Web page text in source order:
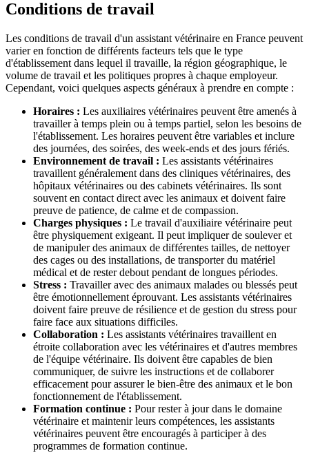
Conditions de travail
Les conditions de travail d'un assistant vétérinaire en France peuvent
varier en fonction de différents facteurs tels que le type
d'établissement dans lequel il travaille, la région géographique, le
volume de travail et les politiques propres à chaque employeur.
Cependant, voici quelques aspects généraux à prendre en compte :
Horaires : Les auxiliaires vétérinaires peuvent être amenés à
travailler à temps plein ou à temps partiel, selon les besoins de
l'établissement. Les horaires peuvent être variables et inclure
des journées, des soirées, des week-ends et des jours fériés.
Environnement de travail : Les assistants vétérinaires
travaillent généralement dans des cliniques vétérinaires, des
hôpitaux vétérinaires ou des cabinets vétérinaires. Ils sont
souvent en contact direct avec les animaux et doivent faire
preuve de patience, de calme et de compassion.
Charges physiques : Le travail d'auxiliaire vétérinaire peut
être physiquement exigeant. Il peut impliquer de soulever et
de manipuler des animaux de différentes tailles, de nettoyer
des cages ou des installations, de transporter du matériel
médical et de rester debout pendant de longues périodes.
Stress : Travailler avec des animaux malades ou blessés peut
être émotionnellement éprouvant. Les assistants vétérinaires
doivent faire preuve de résilience et de gestion du stress pour
faire face aux situations difficiles.
Collaboration : Les assistants vétérinaires travaillent en
étroite collaboration avec les vétérinaires et d'autres membres
de l'équipe vétérinaire. Ils doivent être capables de bien
communiquer, de suivre les instructions et de collaborer
efficacement pour assurer le bien-être des animaux et le bon
fonctionnement de l'établissement.
Formation continue : Pour rester à jour dans le domaine
vétérinaire et maintenir leurs compétences, les assistants
vétérinaires peuvent être encouragés à participer à des
programmes de formation continue.